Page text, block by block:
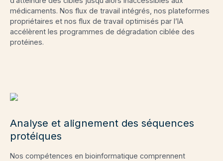
médicaments. Nos flux de travail intégrés, nos plateformes
propriétaires et nos flux de travail optimisés par l’IA
accélèrent les programmes de dégradation ciblée des
protéines.
Analyse et alignement des séquences
protéiques
Nos compétences en bioinformatique comprennent